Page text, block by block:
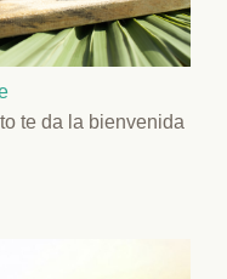
te da la bienvenida